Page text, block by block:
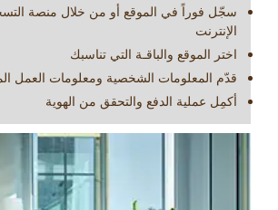
سجّل فوراً في الموقع أو من خلال منصة
الإنترنت
اختر الموقع والباقـة التي تناسبك
قدّم المعلومات الشخصية ومعلومات العمل
أكمِل عملية الدفع والتحقق من الهوية